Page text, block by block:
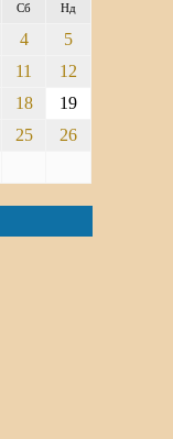
Сб Нд
4
5
11
12
18
19
25
26